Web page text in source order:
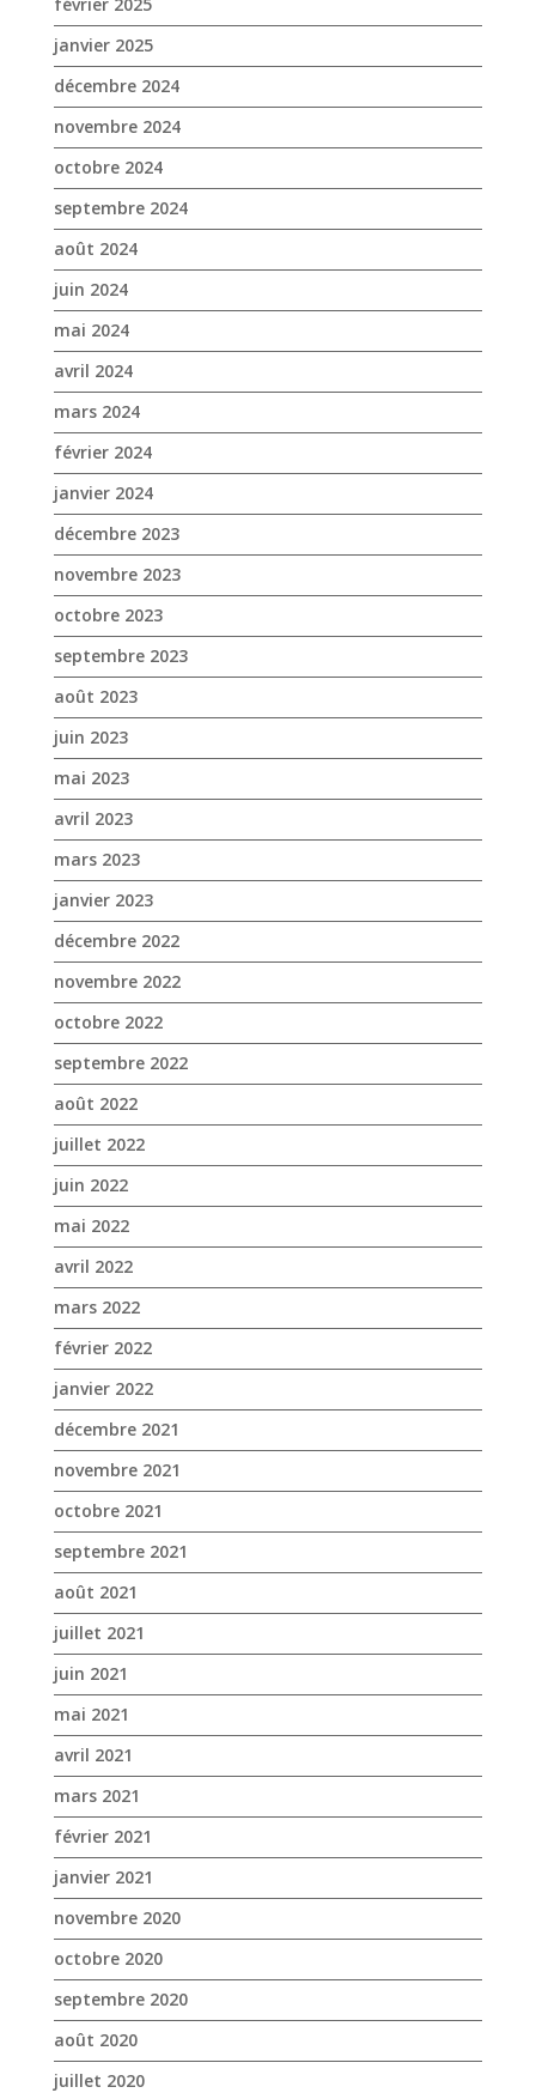
septembre 2024
août 2024
juin 2024
mai 2024
avril 2024
mars 2024
février 2024
janvier 2024
décembre 2023
novembre 2023
octobre 2023
septembre 2023
août 2023
juin 2023
mai 2023
avril 2023
mars 2023
janvier 2023
décembre 2022
novembre 2022
octobre 2022
septembre 2022
août 2022
juillet 2022
juin 2022
mai 2022
avril 2022
mars 2022
février 2022
janvier 2022
décembre 2021
novembre 2021
octobre 2021
septembre 2021
août 2021
juillet 2021
juin 2021
mai 2021
avril 2021
mars 2021
février 2021
janvier 2021
novembre 2020
octobre 2020
septembre 2020
août 2020
juillet 2020
juin 2020
mai 2020
avril 2020
mars 2020